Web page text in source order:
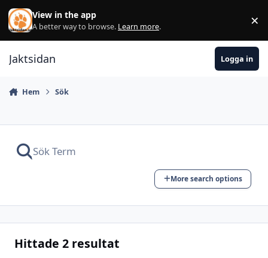
Hoppa till innehåll
View in the app
A better way to browse. Learn more. ×
Jaktsidan Logga in
Hem Sök
More search options
Hittade 2 resultat